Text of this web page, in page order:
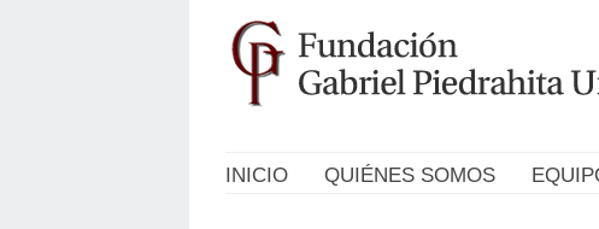
INICIO QUIÉNES SOMOS